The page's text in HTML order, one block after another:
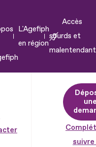
L'Agefiph
en région
Accès
sourds et
suivre